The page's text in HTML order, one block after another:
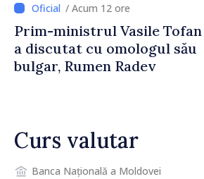
/ Acum 12 ore
Prim-ministrul Vasile Tofan
a discutat cu omologul său
bulgar, Rumen Radev
Curs valutar
Banca Națională a Moldovei